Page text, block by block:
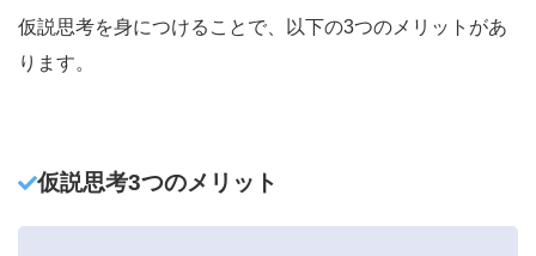
仮説思考を身につけることで、以下の3つのメリットがあ
ります。
仮説思考3つのメリット